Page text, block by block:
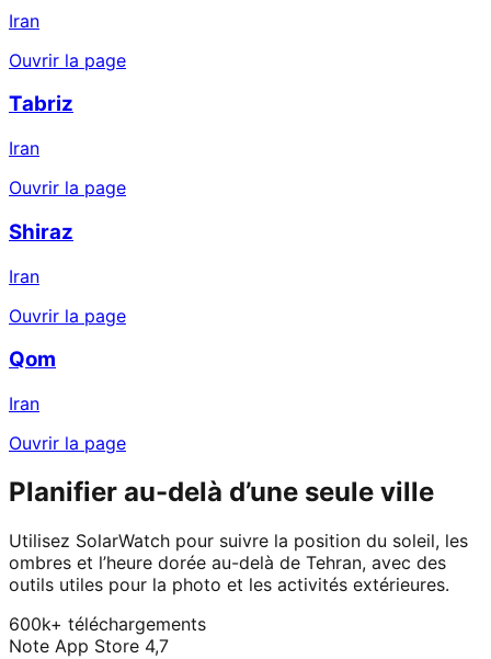
Iran
Ouvrir la page
Tabriz
Iran
Ouvrir la page
Shiraz
Iran
Ouvrir la page
Qom
Iran
Ouvrir la page
Planifier au-delà d’une seule ville
Utilisez SolarWatch pour suivre la position du soleil, les
ombres et l’heure dorée au-delà de Tehran, avec des
outils utiles pour la photo et les activités extérieures.
600k+ téléchargements
Note App Store 4,7